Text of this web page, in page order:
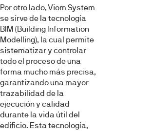
Por otro lado, Viom System
se sirve de la tecnología
BIM (Building Information
Modelling), la cual permite
sistematizar y controlar
todo el proceso de una
forma mucho más precisa,
garantizando una mayor
trazabilidad de la
ejecución y calidad
durante la vida útil del
edificio. Esta tecnología,